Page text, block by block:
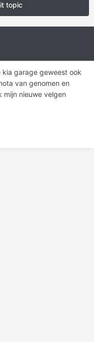
topic
garage geweest ook
van genomen en
nieuwe velgen